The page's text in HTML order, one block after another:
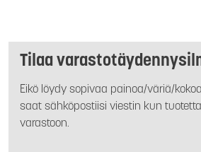
Tilaa
Eikö löydy sopivaa painoa/väriä/
saat sähköpostiisi viestin kun
varastoon.